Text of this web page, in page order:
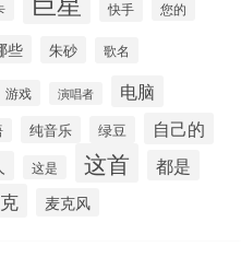
快手 您的
些 朱砂 歌名
游戏 演唱者 电脑
纯音乐 绿豆 自己的
这是 这首 都是
麦克风